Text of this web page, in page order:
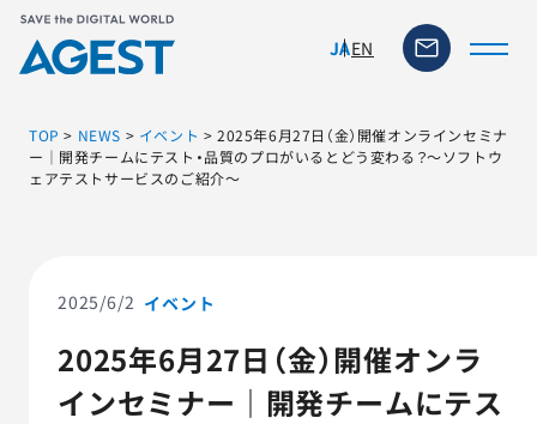
JAEN
脆弱性リスク管理ツール
TFACT (AIテストツール)
TOP > NEWS > イベント >2025年6月27日（金）開催オンラインセミナ
ー｜開発チームにテスト・品質のプロがいるとどう変わる？～ソフトウ
ェアテストサービスのご紹介～
2025/6/2 イベント
2025年6月27日（金）開催オンラ
インセミナー｜開発チームにテス